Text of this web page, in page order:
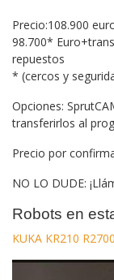
Precio:108.900
98.700*
repuestos
* (cercos y
Opciones:
transferirlos al
Precio por
NO LO DUDE:
Robots en
KUKA KR210 R2700